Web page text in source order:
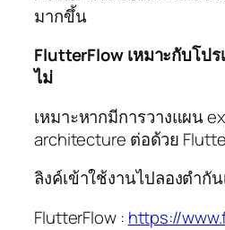
มากขึ้น
FlutterFlow เหมาะกับโปร
ไม่
เหมาะหากมีการวางแผน
architecture ต่อด้วย
ลิงค์เข้าใช้งานไปลองตำกั
FlutterFlow : https://